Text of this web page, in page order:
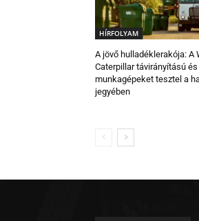
HÍRFOLYAM
A jövő hulladéklerakója: A
Caterpillar távirányítású
munkagépeket tesztel a
jegyében